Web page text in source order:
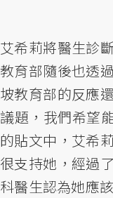
艾希莉將醫生診
教育部隨後也透
坡教育部的反應
議題，我們希望
的貼文中，艾希
很支持她，經過
科醫生認為她應